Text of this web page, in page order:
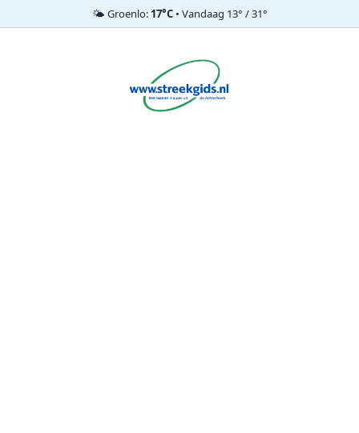
🌤️ Groenlo: 17°C• Vandaag 13° / 31°